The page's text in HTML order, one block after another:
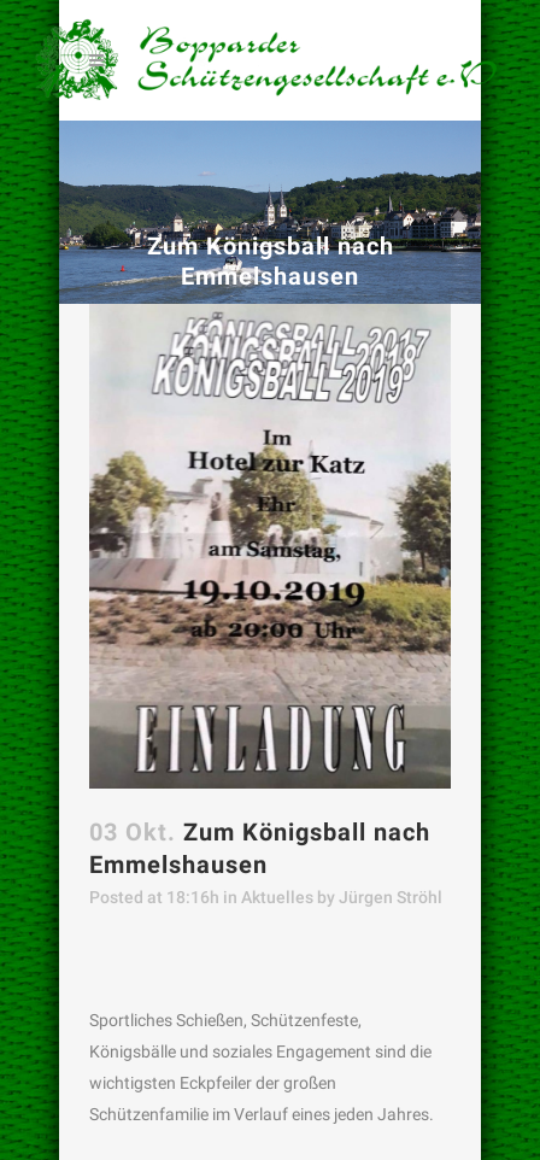
Zum Königsball nach
Emmelshausen
03 Okt. Zum Königsball nach
Emmelshausen
Posted at 18:16h in Aktuelles by Jürgen Ströhl
Sportliches Schießen, Schützenfeste,
Königsbälle und soziales Engagement sind die
wichtigsten Eckpfeiler der großen
Schützenfamilie im Verlauf eines jeden Jahres.